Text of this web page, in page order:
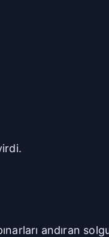
andıran